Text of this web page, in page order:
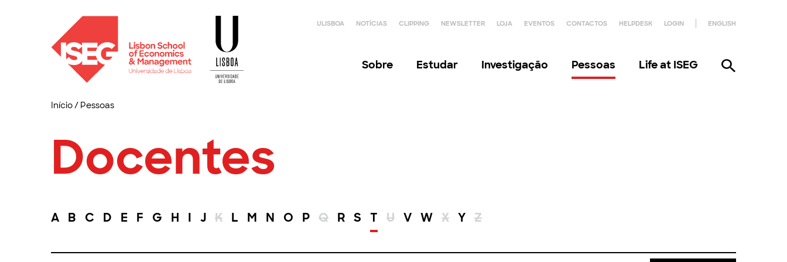
ULISBOA NOTÍCIAS CLIPPING NEWSLETTER LOJA EVENTOS CONTACTOS HELPDESK LOGIN ENGLISH
Sobre Estudar Investigação Pessoas Life at ISEG
Início/ Pessoas
Docentes
A B C D E F G H I J K L M N O P Q R S T U V W X Y Z